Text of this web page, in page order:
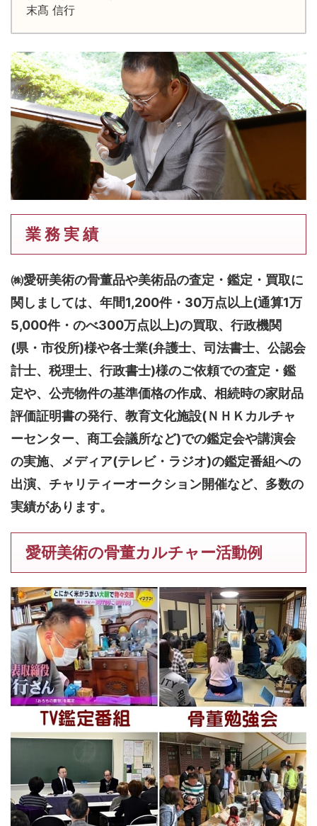
末髙 信行
業 務 実 績
㈱愛研美術の骨董品や美術品の査定・鑑定・買取に
関しましては、 年間1,200件・30万点以上(通算1万
5,000件・のべ300万点以上)の買取、行政機関
(県・市役所)様や各士業(弁護士、司法書士、公認会
計士、税理士、行政書士)様のご依頼での査定・鑑
定や、公売物件の基準価格の作成、相続時の家財品
評価証明書の発行、教育文化施設(ＮＨＫカルチャ
ーセンター、商工会議所など)での鑑定会や講演会
の実施、メディア(テレビ・ラジオ)の鑑定番組への
出演、チャリティーオークション開催など、多数の
実績があります。
愛研美術の骨董カルチャー活動例